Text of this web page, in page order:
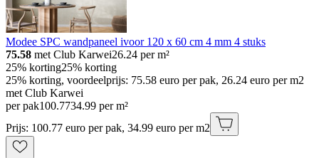
Modee SPC wandpaneel ivoor 120 x 60 cm 4 mm 4 stuks
75.58 met Club Karwei26.24 per m²
25% korting25% korting
25% korting, voordeelprijs: 75.58 euro per pak, 26.24 euro per m2
met Club Karwei
per pak100.7734.99 per m²
Prijs: 100.77 euro per pak, 34.99 euro per m2